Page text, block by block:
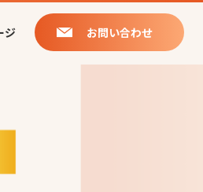
ジ お問い合わせ